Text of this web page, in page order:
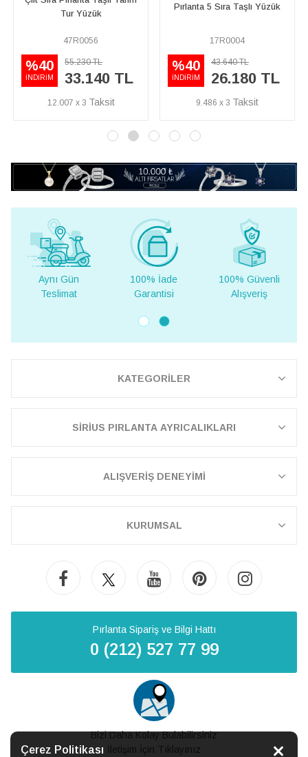
Çerez Politikası
Pırlanta 5 Sıra Taşlı Yüzük
17R0004
%40
İNDİRİM
43.640 TL
26.180 TL
9.486 x 3
Pırlanta Taşlı Harem Yüzük
11R0002
79.800 TL
55.860 TL
20.239 x 3
100% İade
Garantisi
100% Güvenli
Alışveriş
Yurt Dışına
Teslimat
KATEGORİLER
SİRİUS PIRLANTA AYRICALIKLARI
ALIŞVERİŞ DENEYİMİ
KURUMSAL
Pırlanta Sipariş ve Bilgi Hattı
0 (212) 527 77 99
Bizi Daha Kolay Bulabilirsiniz
İletişim İçin Tıklayınız